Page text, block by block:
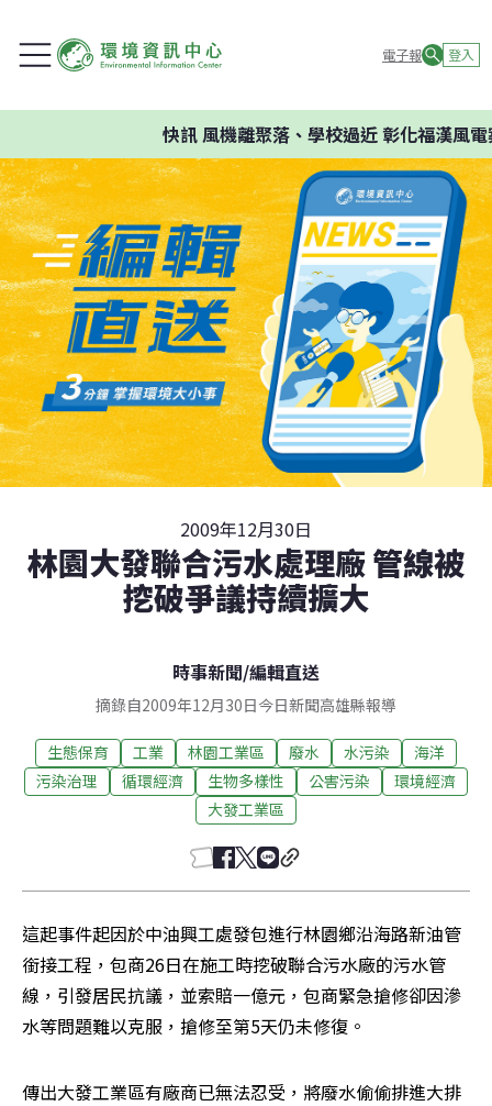
電子報 登入
快訊風機離聚落、學校過近 彰化福漢風電
2009年12月30日
林園大發聯合污水處理廠 管線被
挖破爭議持續擴大
時事新聞/編輯直送
摘錄自2009年12月30日今日新聞高雄縣報導
生態保育 工業 林園工業區 廢水 水污染
海洋
污染治理
循環經濟 生物多樣性 公害污染
環境經濟
大發工業區
這起事件起因於中油興工處發包進行林園鄉沿海路新油管
銜接工程，包商26日在施工時挖破聯合污水廠的污水管
線，引發居民抗議，並索賠一億元，包商緊急搶修卻因滲
水等問題難以克服，搶修至第5天仍未修復。
傳出大發工業區有廠商已無法忍受，將廢水偷偷排進大排